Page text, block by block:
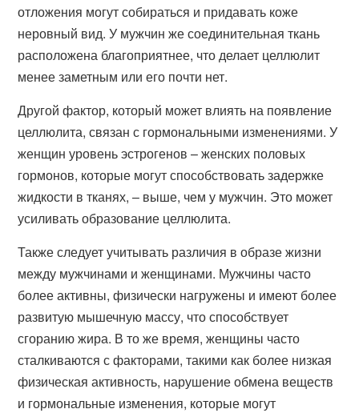
отложения могут собираться и придавать коже
неровный вид. У мужчин же соединительная ткань
расположена благоприятнее, что делает целлюлит
менее заметным или его почти нет.
Другой фактор, который может влиять на появление
целлюлита, связан с гормональными изменениями. У
женщин уровень эстрогенов – женских половых
гормонов, которые могут способствовать задержке
жидкости в тканях, – выше, чем у мужчин. Это может
усиливать образование целлюлита.
Также следует учитывать различия в образе жизни
между мужчинами и женщинами. Мужчины часто
более активны, физически нагружены и имеют более
развитую мышечную массу, что способствует
сгоранию жира. В то же время, женщины часто
сталкиваются с факторами, такими как более низкая
физическая активность, нарушение обмена веществ
и гормональные изменения, которые могут